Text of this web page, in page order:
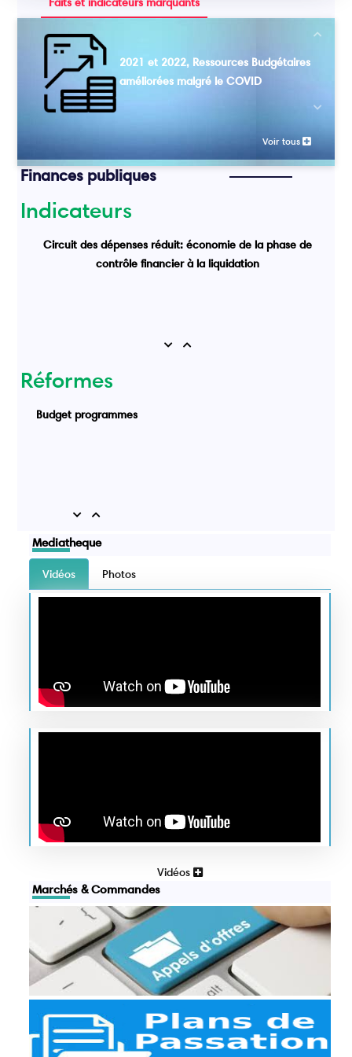
2021 et 2022, Ressources Budgétaires
améliorées malgré le COVID
Voir tous
Finances publiques
Indicateurs
Circuit des dépenses réduit: économie de la phase de
contrôle financier à la liquidation
Previous
Réformes
Budget programmes
Previous
Mediatheque
Vidéos Photos
Vidéos
Marchés & Commandes
Appels d'offres